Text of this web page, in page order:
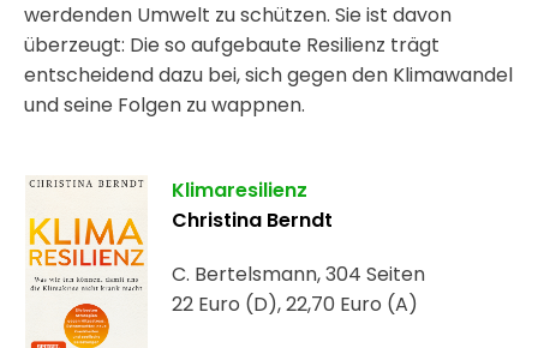
werdenden Umwelt zu schützen. Sie ist davon
überzeugt: Die so aufgebaute Resilienz trägt
entscheidend dazu bei, sich gegen den Klimawandel
und seine Folgen zu wappnen.
Klimaresilienz
Christina Berndt
C. Bertelsmann, 304 Seiten
22 Euro (D), 22,70 Euro (A)